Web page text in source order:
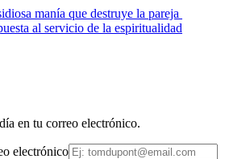
manía que destruye la pareja
al servicio de la espiritualidad
en tu correo electrónico.
electrónico